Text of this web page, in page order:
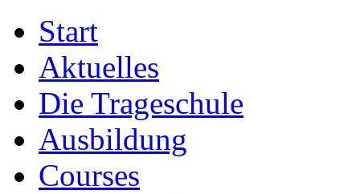
Start
Aktuelles
Die Trageschule
Ausbildung
Courses